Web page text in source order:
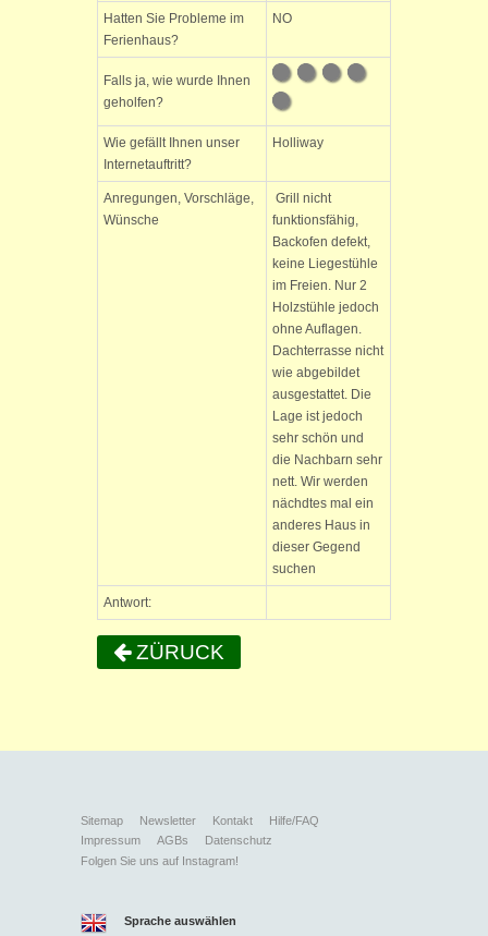
Hatten Sie Probleme im
Ferienhaus?
NO
Falls ja, wie wurde Ihnen
geholfen?
Wie gefällt Ihnen unser
Internetauftritt?
Holliway
Anregungen, Vorschläge,
Wünsche
Grill nicht
funktionsfähig,
Backofen defekt,
keine Liegestühle
im Freien. Nur 2
Holzstühle jedoch
ohne Auflagen.
Dachterrasse nicht
wie abgebildet
ausgestattet. Die
Lage ist jedoch
sehr schön und
die Nachbarn sehr
nett. Wir werden
nächdtes mal ein
anderes Haus in
dieser Gegend
suchen
Antwort:
ZÜRUCK
Sitemap Newsletter Kontakt
Hilfe/FAQ
Impressum
AGBs
Datenschutz
Folgen Sie uns auf Instagram!
Sprache auswählen